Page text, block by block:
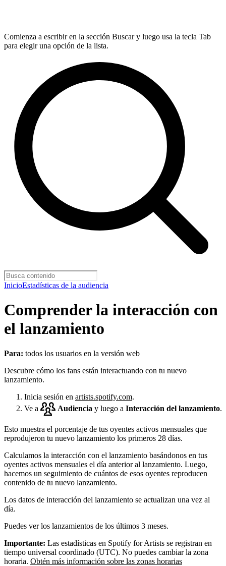
Comienza a escribir en la sección Buscar y luego usa la tecla Tab
para elegir una opción de la lista.
InicioEstadísticas de la audiencia
Comprender la interacción con
el lanzamiento
Para: todos los usuarios en la versión web
Descubre cómo los fans están interactuando con tu nuevo
lanzamiento.
Inicia sesión en artists.spotify.com.
Ve a
Audiencia y luego a Interacción del lanzamiento.
Esto muestra el porcentaje de tus oyentes activos mensuales que
reprodujeron tu nuevo lanzamiento los primeros 28 días.
Calculamos la interacción con el lanzamiento basándonos en tus
oyentes activos mensuales el día anterior al lanzamiento. Luego,
hacemos un seguimiento de cuántos de esos oyentes reproducen
contenido de tu nuevo lanzamiento.
Los datos de interacción del lanzamiento se actualizan una vez al
día.
Puedes ver los lanzamientos de los últimos 3 meses.
Importante: Las estadísticas en Spotify for Artists se registran en
tiempo universal coordinado (UTC). No puedes cambiar la zona
horaria. Obtén más información sobre las zonas horarias